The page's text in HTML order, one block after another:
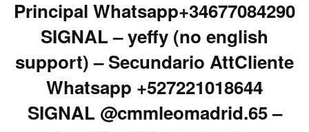
Principal Whatsapp+34677084290
SIGNAL – yeffy (no english
support) – Secundario AttCliente
Whatsapp +527221018644
SIGNAL @cmmleomadrid.65 –